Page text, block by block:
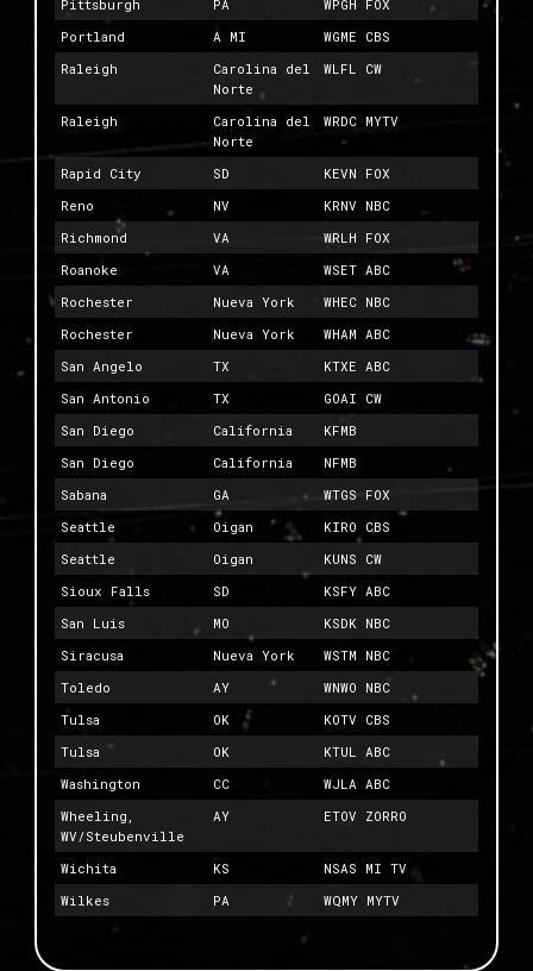
Pittsburgh PA
WPGH FOX
Portland
A MI
WGME CBS
Raleigh
Carolina del
Norte
WLFL CW
Raleigh
Carolina del
Norte
WRDC MYTV
Rapid City SD
KEVN FOX
Reno
NV
KRNV NBC
Richmond
VA
WRLH FOX
Roanoke
VA
WSET ABC
Rochester
Nueva York
WHEC NBC
Rochester
Nueva York
WHAM ABC
San Angelo
TX
KTXE ABC
San Antonio
TX
GOAI CW
San Diego
California
KFMB
San Diego
California
NFMB
Sabana
GA
WTGS FOX
Seattle
Oigan
KIRO CBS
Seattle
Oigan
KUNS CW
Sioux Falls
SD
KSFY ABC
San Luis
MO
KSDK NBC
Siracusa
Nueva York
WSTM NBC
Toledo
AY
WNWO NBC
Tulsa
OK
KOTV CBS
Tulsa
OK
KTUL ABC
Washington
CC
WJLA ABC
Wheeling,
WV/Steubenville
AY ETOV ZORRO
Wichita KS
NSAS MI TV
Wilkes
PA WQMY MYTV